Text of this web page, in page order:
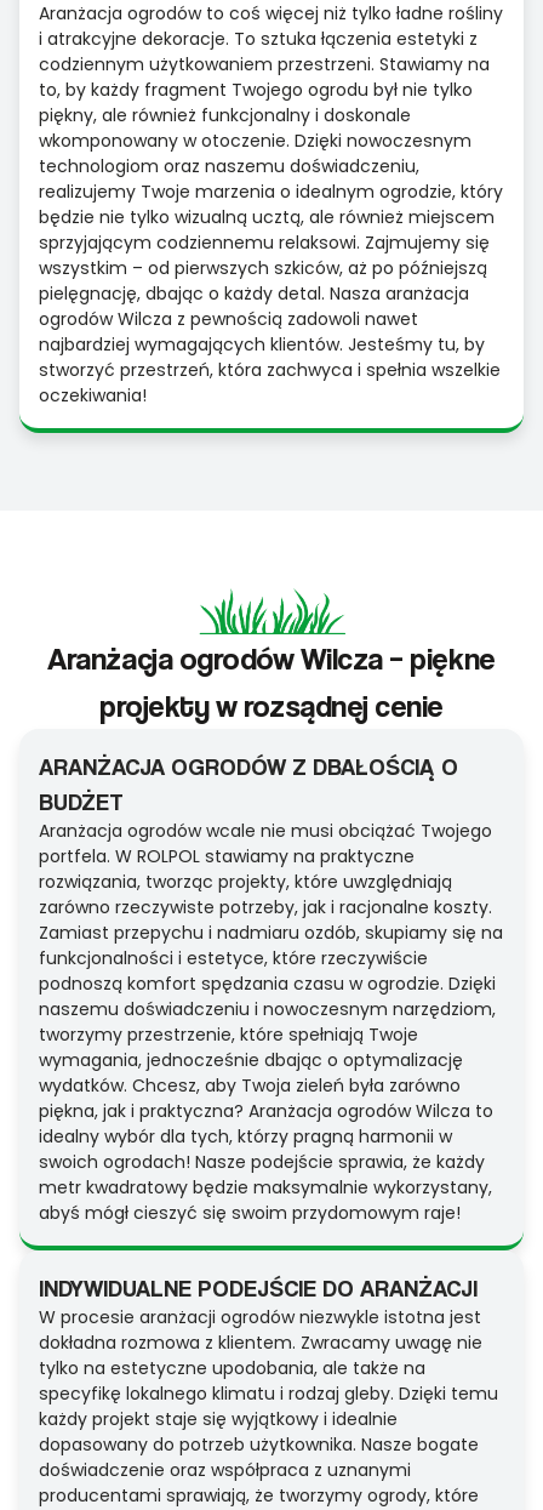
Aranżacja ogrodów to coś więcej niż tylko ładne rośliny
i atrakcyjne dekoracje. To sztuka łączenia estetyki z
codziennym użytkowaniem przestrzeni. Stawiamy na
to, by każdy fragment Twojego ogrodu był nie tylko
piękny, ale również funkcjonalny i doskonale
wkomponowany w otoczenie. Dzięki nowoczesnym
technologiom oraz naszemu doświadczeniu,
realizujemy Twoje marzenia o idealnym ogrodzie, który
będzie nie tylko wizualną ucztą, ale również miejscem
sprzyjającym codziennemu relaksowi. Zajmujemy się
wszystkim – od pierwszych szkiców, aż po późniejszą
pielęgnację, dbając o każdy detal. Nasza aranżacja
ogrodów Wilcza z pewnością zadowoli nawet
najbardziej wymagających klientów. Jesteśmy tu, by
stworzyć przestrzeń, która zachwyca i spełnia wszelkie
oczekiwania!
Aranżacja ogrodów Wilcza – piękne
projekty w rozsądnej cenie
ARANŻACJA OGRODÓW Z DBAŁOŚCIĄ O
BUDŻET
Aranżacja ogrodów wcale nie musi obciążać Twojego
portfela. W ROLPOL stawiamy na praktyczne
rozwiązania, tworząc projekty, które uwzględniają
zarówno rzeczywiste potrzeby, jak i racjonalne koszty.
Zamiast przepychu i nadmiaru ozdób, skupiamy się na
funkcjonalności i estetyce, które rzeczywiście
podnoszą komfort spędzania czasu w ogrodzie. Dzięki
naszemu doświadczeniu i nowoczesnym narzędziom,
tworzymy przestrzenie, które spełniają Twoje
wymagania, jednocześnie dbając o optymalizację
wydatków. Chcesz, aby Twoja zieleń była zarówno
piękna, jak i praktyczna? Aranżacja ogrodów Wilcza to
idealny wybór dla tych, którzy pragną harmonii w
swoich ogrodach! Nasze podejście sprawia, że każdy
metr kwadratowy będzie maksymalnie wykorzystany,
abyś mógł cieszyć się swoim przydomowym raje!
INDYWIDUALNE PODEJŚCIE DO ARANŻACJI
W procesie aranżacji ogrodów niezwykle istotna jest
dokładna rozmowa z klientem. Zwracamy uwagę nie
tylko na estetyczne upodobania, ale także na
specyfikę lokalnego klimatu i rodzaj gleby. Dzięki temu
każdy projekt staje się wyjątkowy i idealnie
dopasowany do potrzeb użytkownika. Nasze bogate
doświadczenie oraz współpraca z uznanymi
producentami sprawiają, że tworzymy ogrody, które